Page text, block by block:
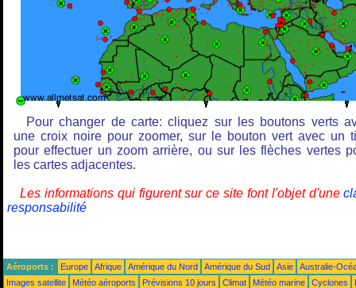
Pour changer de carte: cliquez sur les boutons verts
une croix noire pour zoomer, sur le bouton vert avec un
pour effectuer un zoom arrière, ou sur les flèches vertes
les cartes adjacentes.
Les informations qui figurent sur ce site font l'objet d'une
responsabilité
Aéroports : Europe Afrique Amérique du Nord Amérique du Sud Asie
Australie-
Images satellite
Météo aéroports Prévisions 10 jours Climat Météo marine Cyclones